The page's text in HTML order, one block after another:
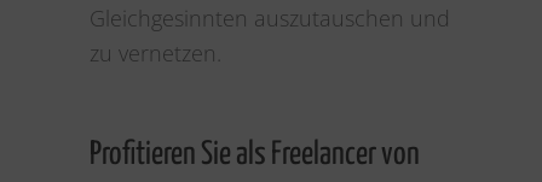
Gleichgesinnten auszutauschen und
zu vernetzen.
Profitieren Sie als Freelancer von